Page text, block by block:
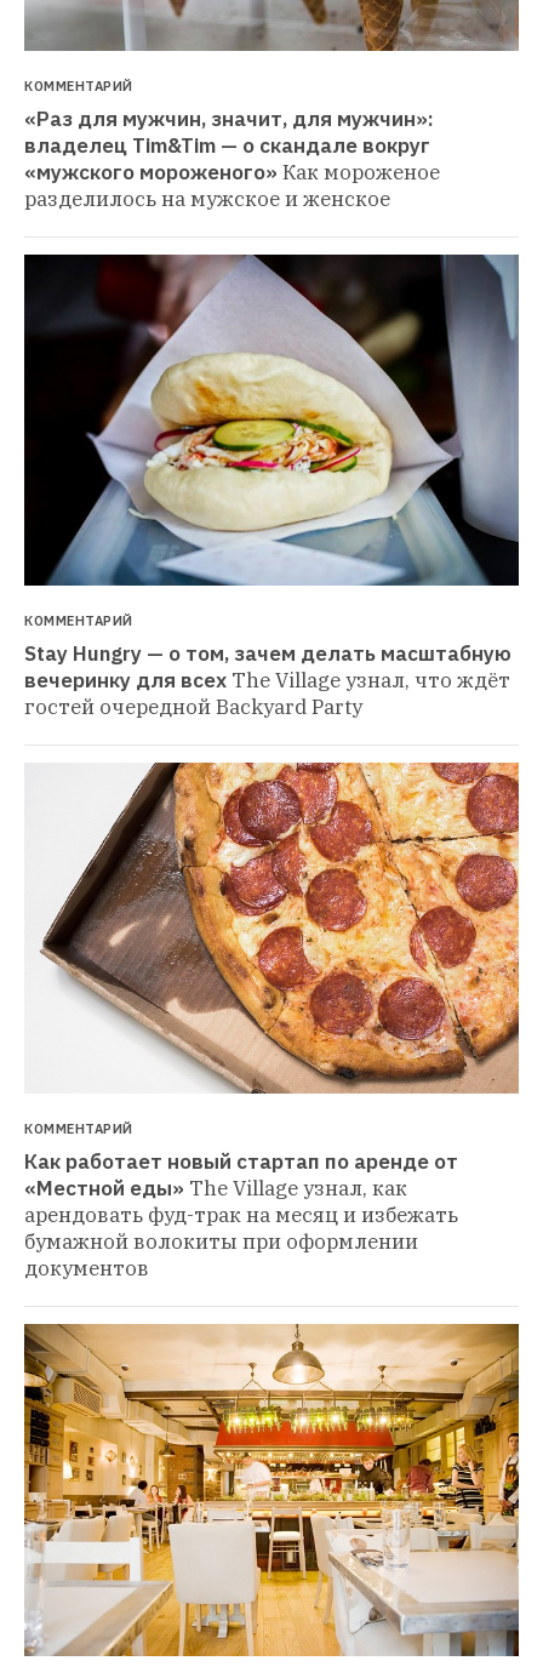
КОММЕНТАРИЙ
«Раз для мужчин, значит, для мужчин»:
владелец Tim&Tim — о скандале вокруг
«мужского мороженого» Как мороженое
разделилось на мужское и женское
КОММЕНТАРИЙ
Stay Hungry — о том, зачем делать масштабную
вечеринку для всех The Village узнал, что ждёт
гостей очередной Backyard Party
КОММЕНТАРИЙ
Как работает новый стартап по аренде от
«Местной еды» The Village узнал, как
арендовать фуд-трак на месяц и избежать
бумажной волокиты при оформлении
документов